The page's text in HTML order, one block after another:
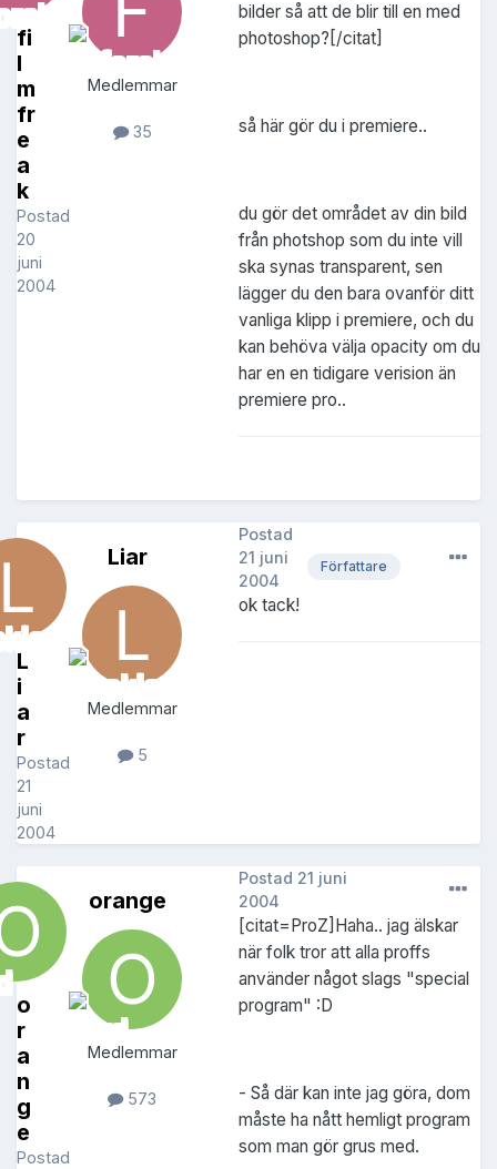
fi
l
m
fr
e
a
k
Postad
20
juni
2004
Medlemmar
35
bilder så att de blir till en med
photoshop?[/citat]
så här gör du i premiere..
du gör det området av din bild
från photshop som du inte vill
ska synas transparent, sen
lägger du den bara ovanför ditt
vanliga klipp i premiere, och du
kan behöva välja opacity om du
har en en tidigare verision än
premiere pro..
L
i
a
r
Postad
21
juni
2004
Liar
Medlemmar
5
Författare
Postad
21 juni
2004
ok tack!
o
r
a
n
g
e
Postad
orange
Medlemmar
573
Postad 21 juni
2004
[citat=ProZ]Haha.. jag älskar
när folk tror att alla proffs
använder något slags "special
program" :D
- Så där kan inte jag göra, dom
måste ha nått hemligt program
som man gör grus med.